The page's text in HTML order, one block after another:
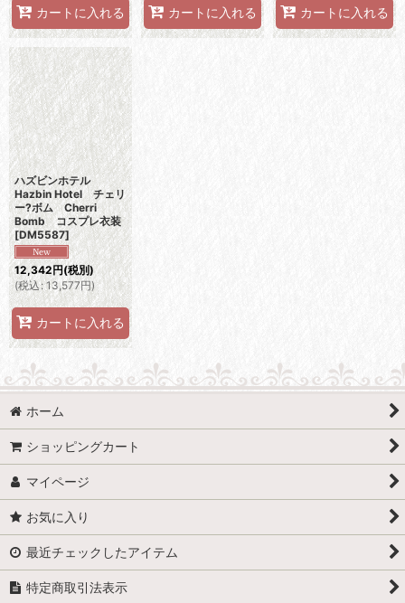
カートに入れる カートに入れる カートに入れる
ハズビンホテル
Hazbin Hotel チェリ
ー?ボム Cherri
Bomb コスプレ衣装
[DM5587]
12,342円(税別)
(税込: 13,577円)
カートに入れる
ホーム
ショッピングカート
マイページ
お気に入り
最近チェックしたアイテム
特定商取引法表示